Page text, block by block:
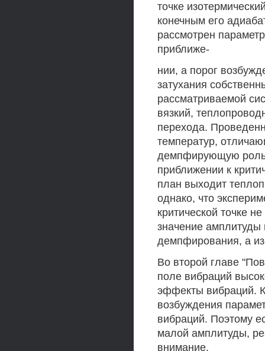
точке
конечным его
рассмотрен
приближе-
нии, а порог
затухания
рассматриваемой
вязкий,
перехода.
температур,
демпфирующую роль
приближении к
план выходит
однако, что
критической точке
значение амплитуды
демпфирования, а
Во второй главе
поле вибраций
эффекты вибраций.
возбуждения
вибраций. Поэтому
малой амплитуды,
внимание.